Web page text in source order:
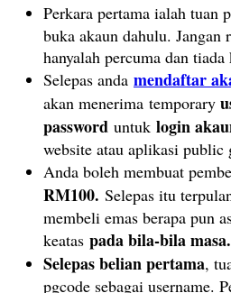
Perkara pertama ialah tuan
buka akaun dahulu. Jangan
hanyalah percuma dan
Selepas anda mendaftar
akan menerima temporary
password untuk login
website atau aplikasi public
Anda boleh membuat
RM100. Selepas itu
membeli emas berapa pun
keatas pada bila-bila masa.
Selepas belian pertama,
pgcode sebagai username.